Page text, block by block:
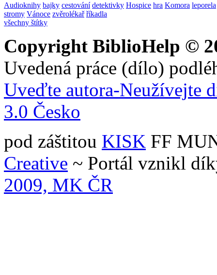
Audioknihy bajky cestování detektivky Hospice hra Komora leporela
stromy Vánoce zvěrolékař říkadla
všechny štítky
Copyright BiblioHelp ©
Uvedená práce (dílo)
Uveďte autora-Neužívejte
3.0 Česko
pod záštitou KISK FF
Creative ~ Portál vznikl
2009, MK ČR